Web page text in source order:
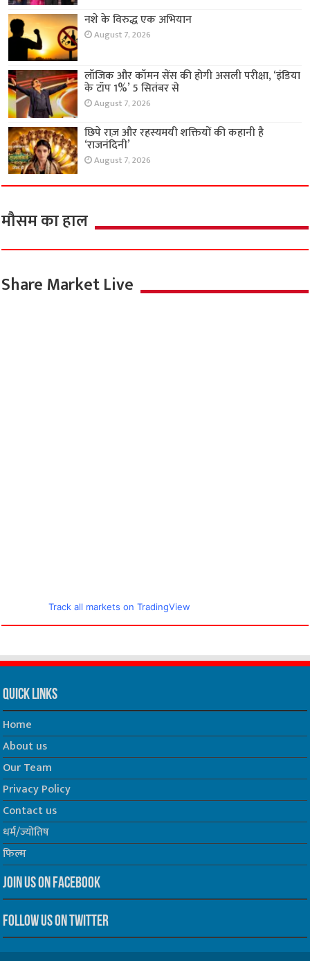
नशे के विरुद्ध एक अभियान
August 7, 2026
लॉजिक और कॉमन सेंस की होगी असली परीक्षा, ‘इंडिया
के टॉप 1%’ 5 सितंबर से
August 7, 2026
छिपे राज़ और रहस्यमयी शक्तियों की कहानी है
‘राजनंदिनी’
August 7, 2026
मौसम का हाल
Share Market Live
Track all markets on TradingView
Quick Links
Home
About us
Our Team
Privacy Policy
Contact us
धर्म/ज्योतिष
फिल्म
Join us on Facebook
Follow us on Twitter